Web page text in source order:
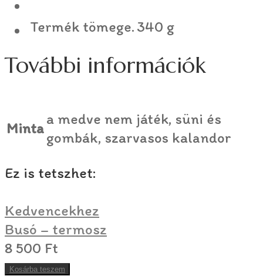
Termék tömege. 340 g
További információk
Minta
a medve nem játék, süni és
gombák, szarvasos kalandor
Ez is tetszhet:
Kedvencekhez
Busó – termosz
8 500 Ft
Kosárba teszem